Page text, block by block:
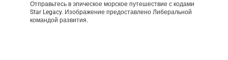
Отправьтесь в эпическое морское путешествие с кодами
Star Legacy. Изображение предоставлено Либеральной
командой развития.